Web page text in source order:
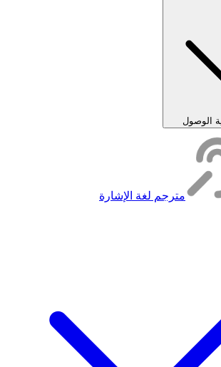
الوصول
مترجم لغة الإشارة